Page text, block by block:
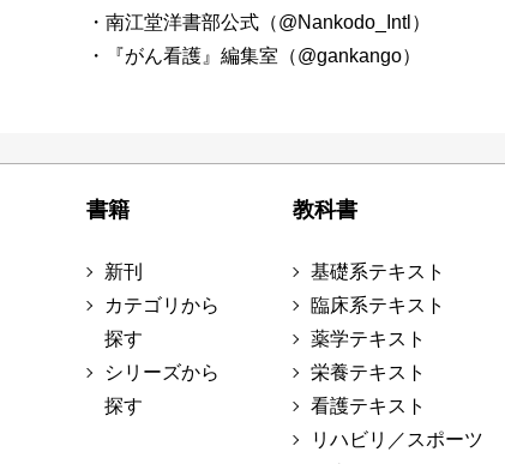
・南江堂洋書部公式（@Nankodo_Intl）
・『がん看護』編集室（@gankango）
書籍
新刊
カテゴリから
探す
シリーズから
探す
教科書
基礎系テキスト
臨床系テキスト
薬学テキスト
栄養テキスト
看護テキスト
リハビリ／スポーツ